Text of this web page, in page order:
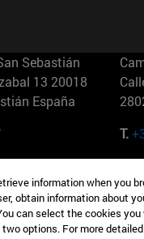
Sebastián
13 20018
España
T.
2201 Nueva York
information when you
obtain information about
can select the cookies you
options. For more detailed